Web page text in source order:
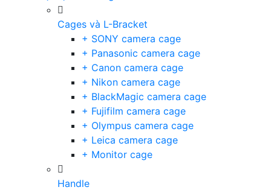
Cages và L-Bracket
+ SONY camera cage
+ Panasonic camera cage
+ Canon camera cage
+ Nikon camera cage
+ BlackMagic camera cage
+ Fujifilm camera cage
+ Olympus camera cage
+ Leica camera cage
+ Monitor cage
Handle